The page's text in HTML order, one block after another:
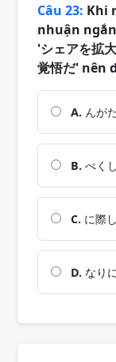
Câu 23: Khi
nhuận
'シェアを拡
覚悟だ' nên
A. んが
B. べく
C. に際
D. なりに